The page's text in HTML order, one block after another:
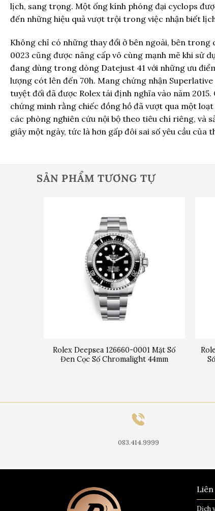
lịch, sang trọng. Một ống kính phóng đại cyclops
đến những hiệu quả vượt trội trong việc nhận biết
Không chỉ có những thay đổi ở bên ngoài, bên trong
0023 cũng được nâng cấp vô cùng mạnh mẽ khi sử
đang dùng trong dòng Datejust 41 với những ưu
lượng cót lên đến 70h. Mang chứng nhận
tuyệt đối đã được Rolex tái định nghĩa vào năm 2015.
chứng minh rằng chiếc đồng hồ đã vượt qua một
các phòng nghiên cứu nội bộ theo tiêu chí riêng, và
giây một ngày, tức là hơn gấp đôi sai số yêu cầu của
SẢN PHẨM TƯƠNG TỰ
Rolex Deepsea 126660-0001 Mặt Số
Đen Cọc Số Chromalight 44mm
083.414.9999
Dịch